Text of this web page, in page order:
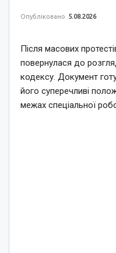
Опубліковано 5.08.2026
Після масових
повернулася до
кодексу. Документ
його суперечливі
межах спеціальної